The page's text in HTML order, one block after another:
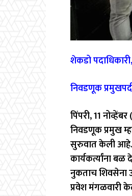
शेकडो
निवडणूक
पिंपरी, 11
निवडणूक प्रमुख
सुरुवात केली आहे.
कार्यकर्त्यांना
नुकताच शिवसेना
प्रवेश मंगळवारी